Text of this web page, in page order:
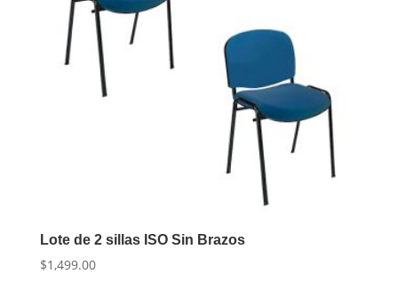
Lote de 2 sillas ISO Sin Brazos
$1,499.00